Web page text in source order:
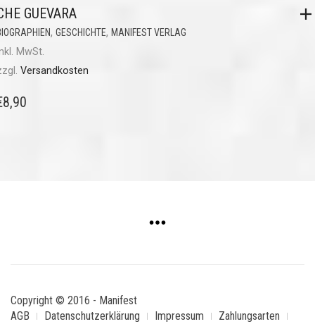
GUEVARA
, GESCHICHTE, MANIFEST VERLAG
MwSt.
Versandkosten
8,90
Copyright © 2016 - Manifest
AGB
Datenschutzerklärung Impressum
Zahlungsarten